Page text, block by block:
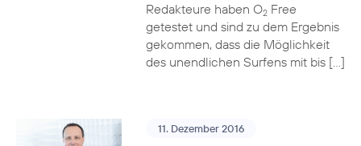
Redakteure haben O2Free
getestet und sind zu dem Ergebnis
gekommen, dass die Möglichkeit
des unendlichen Surfens mit bis […]
11. Dezember 2016